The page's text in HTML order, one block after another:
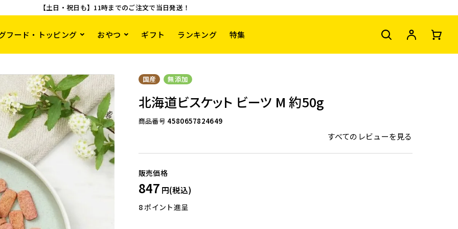
【土日・祝日も】11時までのご注文で当日発送！
フード・トッピング おやつ ギフト ランキング 特集
国産 無添加
北海道ビスケット ビーツ M 約50g
商品番号 4580657824649
すべてのレビューを見る
847
8ポイント進呈